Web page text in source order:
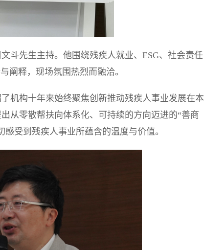
斗先生主持。他围绕残疾人就业、ESG、社会责任
阐释，现场氛围热烈而融洽。
机构十年来始终聚焦创新推动残疾人事业发展在本
从零散帮扶向体系化、可持续的方向迈进的“善商
受到残疾人事业所蕴含的温度与价值。